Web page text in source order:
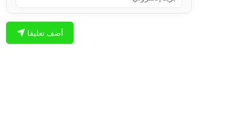
أضف تعليقا